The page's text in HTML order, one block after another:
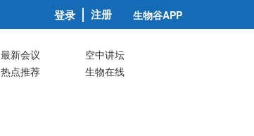
登录 注册 生物谷APP
最新会议
空中讲坛
热点推荐
生物在线